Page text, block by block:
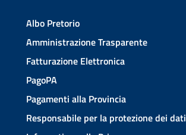
Albo Pretorio
Amministrazione Trasparente
Fatturazione Elettronica
PagoPA
Pagamenti alla Provincia
Responsabile per la protezione dei dati